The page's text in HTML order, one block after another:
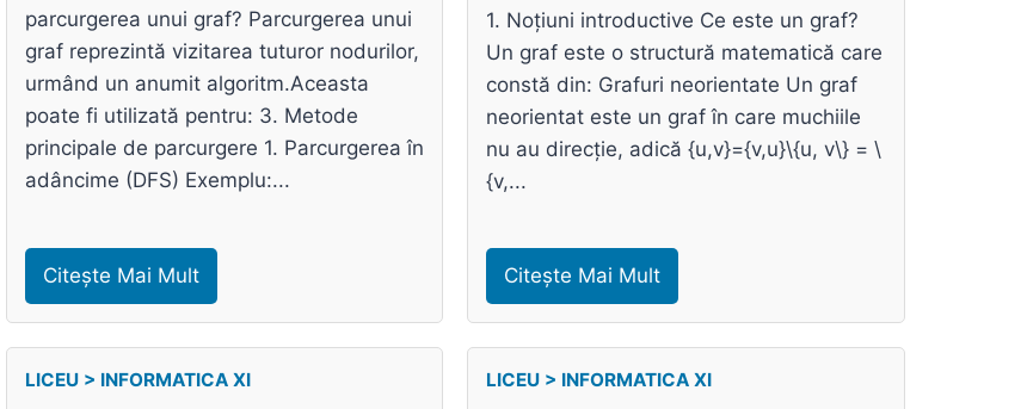
parcurgerea unui graf? Parcurgerea unui
graf reprezintă vizitarea tuturor nodurilor,
urmând un anumit algoritm.Aceasta
poate fi utilizată pentru: 3. Metode
principale de parcurgere 1. Parcurgerea în
adâncime (DFS) Exemplu:...
Citește Mai Mult
1. Noțiuni introductive Ce este un graf?
Un graf este o structură matematică care
constă din: Grafuri neorientate Un graf
neorientat este un graf în care muchiile
nu au direcție, adică {u,v}={v,u}\{u, v\} = \
{v,...
Citește Mai Mult
LICEU > INFORMATICA XI LICEU > INFORMATICA XI